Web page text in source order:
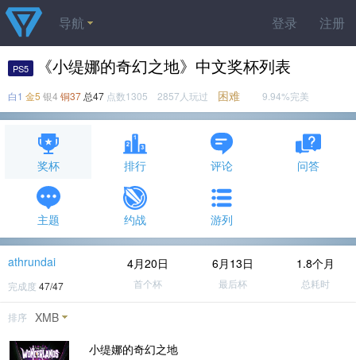
登录 注册
导航
PS5 《小缇娜的奇幻之地》中文奖杯列表
白1 金5 银4 铜37 总47 点数1305 2857人玩过 困难 9.94%完美
奖杯 排行 评论 问答
主题 约战 游列
athrundai
完成度 47/47
4月20日
首个杯
6月13日
最后杯
1.8个月
总耗时
排序 XMB
小缇娜的奇幻之地